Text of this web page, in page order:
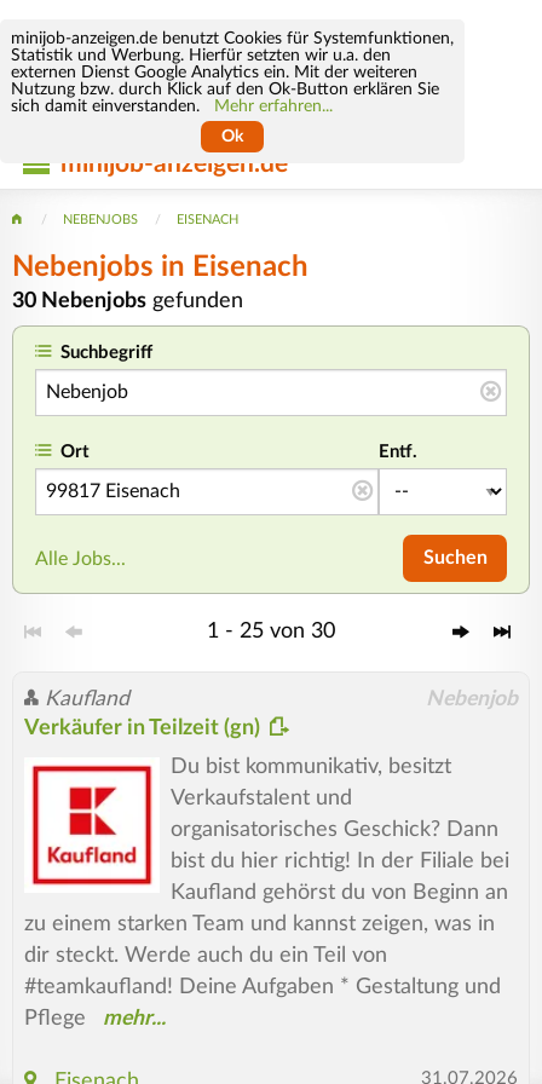
minijob-anzeigen.de benutzt Cookies für Systemfunktionen,
Statistik und Werbung. Hierfür setzten wir u.a. den
externen Dienst Google Analytics ein. Mit der weiteren
Nutzung bzw. durch Klick auf den Ok-Button erklären Sie
sich damit einverstanden.
Mehr erfahren...
Ok
minijob-anzeigen.de
NEBENJOBS EISENACH
Nebenjobs in Eisenach
30 Nebenjobs gefunden
Suchbegriff
Ort Entf.
Alle Jobs... Suchen
1 - 25 von 30
Kaufland Nebenjob
Verkäufer in Teilzeit (gn)
Du bist kommunikativ, besitzt
Verkaufstalent und
organisatorisches Geschick? Dann
bist du hier richtig! In der Filiale bei
Kaufland gehörst du von Beginn an
zu einem starken Team und kannst zeigen, was in
dir steckt. Werde auch du ein Teil von
#teamkaufland! Deine Aufgaben * Gestaltung und
Pflege
31.07.2026